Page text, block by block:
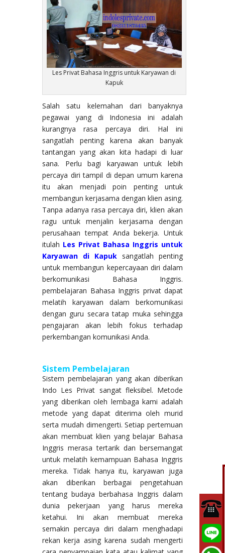
Les Privat Bahasa Inggris untuk Karyawan di
Kapuk
Salah satu kelemahan dari banyaknya
pegawai yang di Indonesia ini adalah
kurangnya rasa percaya diri. Hal ini
sangatlah penting karena akan banyak
tantangan yang akan kita hadapi di luar
sana. Perlu bagi karyawan untuk lebih
percaya diri tampil di depan umum karena
itu akan menjadi poin penting untuk
membangun kerjasama dengan klien asing.
Tanpa adanya rasa percaya diri, klien akan
ragu untuk menjalin kerjasama dengan
perusahaan tempat Anda bekerja. Untuk
itulah Les Privat Bahasa Inggris untuk
Karyawan di Kapuk sangatlah penting
untuk membangun kepercayaan diri dalam
berkomunikasi Bahasa Inggris.
pembelajaran Bahasa Inggris privat dapat
melatih karyawan dalam berkomunikasi
dengan guru secara tatap muka sehingga
pengajaran akan lebih fokus terhadap
perkembangan komunikasi Anda.
Sistem Pembelajaran
Sistem pembelajaran yang akan diberikan
Indo Les Privat sangat fleksibel. Metode
yang diberikan oleh lembaga kami adalah
metode yang dapat diterima oleh murid
serta mudah dimengerti. Setiap pertemuan
akan membuat klien yang belajar Bahasa
Inggris merasa tertarik dan bersemangat
untuk melatih kemampuan Bahasa Inggris
mereka. Tidak hanya itu, karyawan juga
akan diberikan berbagai pengetahuan
tentang budaya berbahasa Inggris dalam
dunia pekerjaan yang harus mereka
ketahui. Ini akan membuat mereka
semakin percaya diri dalam menghadapi
rekan kerja asing karena sudah mengerti